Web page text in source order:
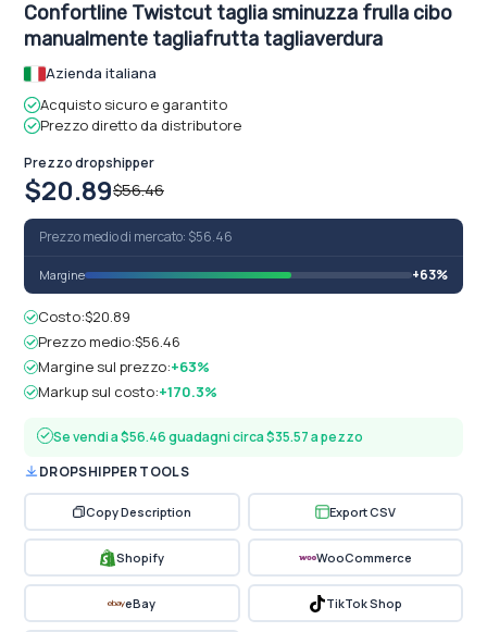
Confortline Twistcut taglia sminuzza frulla cibo
manualmente tagliafrutta tagliaverdura
Azienda italiana
Acquisto sicuro e garantito
Prezzo diretto da distributore
Prezzo dropshipper
$20.89$56.46
Prezzo medio di mercato: $56.46
Margine +63%
Costo:$20.89
Prezzo medio:$56.46
Margine sul prezzo:+63%
Markup sul costo:+170.3%
Se vendi a $56.46 guadagni circa $35.57 a pezzo
DROPSHIPPER TOOLS
Copy Description Export CSV
Shopify WooCommerce
eBay TikTok Shop